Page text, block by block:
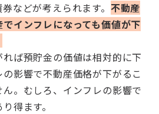
などが考えられます。 不動産
インフレになっても価値が下
ば預貯金の価値は相対的に下
影響で不動産価格が下がるこ
。むしろ、インフレの影響で
得ます。